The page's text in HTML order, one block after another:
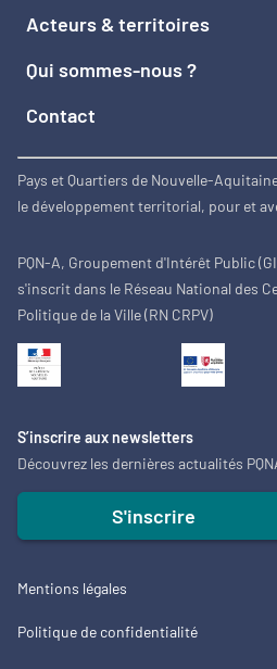
Acteurs & territoires
Qui sommes-nous ?
Contact
Pays et Quartiers de Nouvelle-
le développement territorial, pour et
PQN-A, Groupement d'Intérêt Public
s'inscrit dans le Réseau National des
Politique de la Ville (RN CRPV)
S’inscrire aux newsletters
Découvrez les dernières actualités
S'inscrire
Mentions légales
Politique de confidentialité